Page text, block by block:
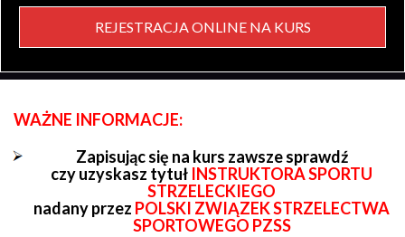
REJESTRACJA ONLINE NA KURS
WAŻNE INFORMACJE:
Zapisując się na kurs zawsze sprawdź
czy uzyskasz tytuł INSTRUKTORA SPORTU
STRZELECKIEGO
nadany przez POLSKI ZWIĄZEK STRZELECTWA
SPORTOWEGO PZSS